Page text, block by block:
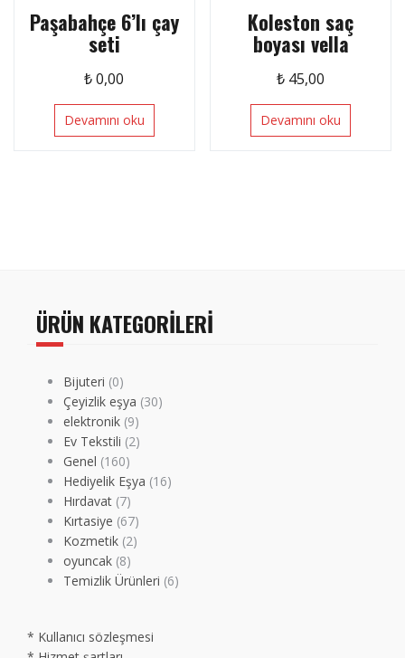
Paşabahçe 6’lı çay
seti
₺0,00
Devamını oku
Koleston saç
boyası vella
₺ 45,00
Devamını oku
ÜRÜN KATEGORILERI
Bijuteri (0)
Çeyizlik eşya (30)
elektronik (9)
Ev Tekstili (2)
Genel (160)
Hediyelik Eşya (16)
Hırdavat (7)
Kırtasiye (67)
Kozmetik (2)
oyuncak (8)
Temizlik Ürünleri (6)
* Kullanıcı sözleşmesi